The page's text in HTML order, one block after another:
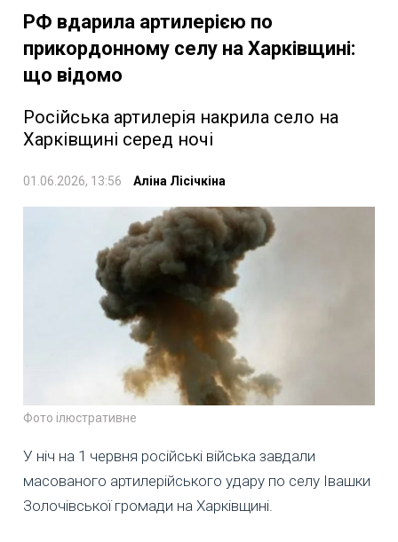
РФ вдарила артилерією по
прикордонному селу на Харківщині:
що відомо
Російська артилерія накрила село на
Харківщині серед ночі
01.06.2026, 13:56 Аліна Лісічкіна
Фото ілюстративне
У ніч на 1 червня російські війська завдали
масованого артилерійського удару по селу Івашки
Золочівської громади на Харківщині.